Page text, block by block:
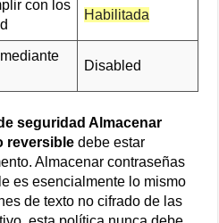
con los
Habilitada
Disabled
seguridad Almacenar
reversible debe estar
Almacenar contraseñas
es esencialmente lo mismo
de texto no cifrado de las